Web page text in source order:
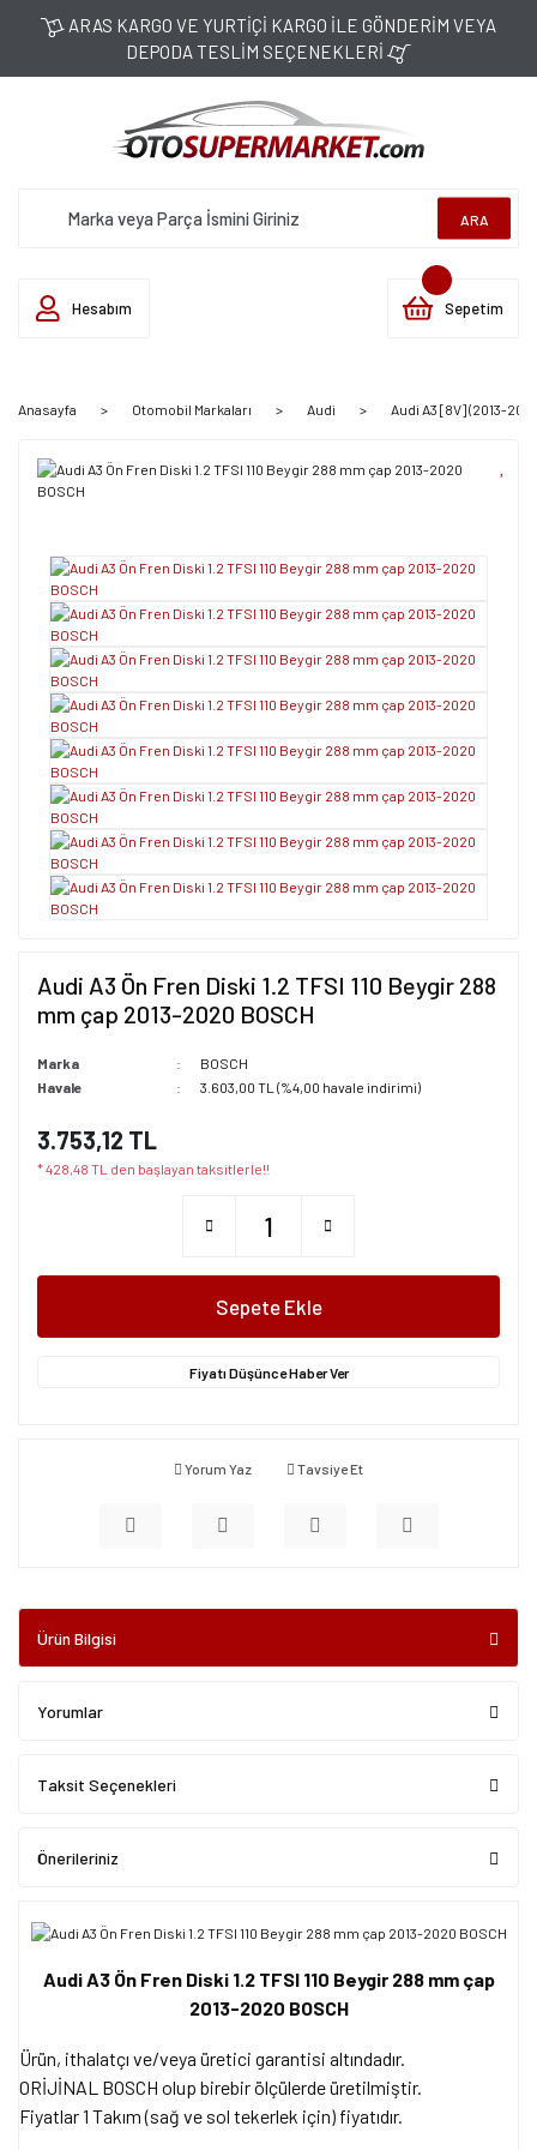
ARAS KARGO VE YURTİÇİ KARGO İLE GÖNDERİM VEYA
DEPODA TESLİM SEÇENEKLERİ
ARA
Hesabım Sepetim
Anasayfa Otomobil Markaları Audi Audi A3 [8V] (2013-
Audi A3 Ön Fren Diski 1.2 TFSI 110 Beygir 288
mm çap 2013-2020 BOSCH
Marka
BOSCH
Havale
3.603,00 TL (%4,00 havale indirimi)
3.753,12 TL
* 428,48 TL den başlayan taksitlerle!!
Sepete Ekle
Fiyatı Düşünce Haber Ver
Yorum Yaz Tavsiye Et
Ürün Bilgisi
Yorumlar
Taksit Seçenekleri
Önerileriniz
Audi A3 Ön Fren Diski 1.2 TFSI 110 Beygir 288 mm çap
2013-2020 BOSCH
Ürün, ithalatçı ve/veya üretici garantisi altındadır.
ORİJİNAL BOSCH olup birebir ölçülerde üretilmiştir.
Fiyatlar 1 Takım (sağ ve sol tekerlek için) fiyatıdır.